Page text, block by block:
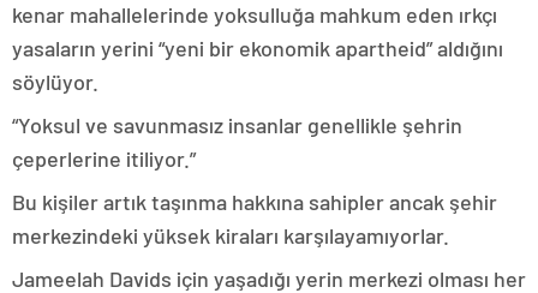
kenar mahallelerinde yoksulluğa mahkum eden ırkçı
yasaların yerini “yeni bir ekonomik apartheid” aldığını
söylüyor.
“Yoksul ve savunmasız insanlar genellikle şehrin
çeperlerine itiliyor.”
Bu kişiler artık taşınma hakkına sahipler ancak şehir
merkezindeki yüksek kiraları karşılayamıyorlar.
Jameelah Davids için yaşadığı yerin merkezi olması her